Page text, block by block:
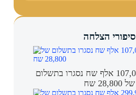
סיפורי הצלחה
חובות בסך 107,093 אלף שח נסגרו בתשלום
של 28,800 שח